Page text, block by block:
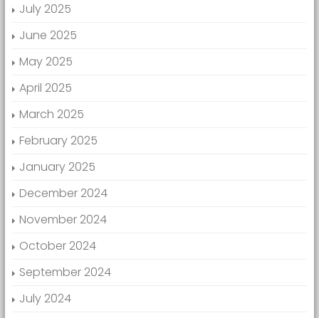
July 2025
June 2025
May 2025
April 2025
March 2025
February 2025
January 2025
December 2024
November 2024
October 2024
September 2024
July 2024